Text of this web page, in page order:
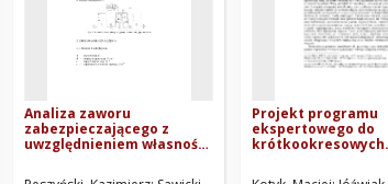
Analiza zaworu
zabezpieczającego z
uwzględnieniem własności
Projekt programu
ekspertowego do
krótkookresowych
diagnostycznych